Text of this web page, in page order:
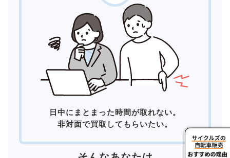
日中にまとまった時間が取れない。
非対面で買取してもらいたい。